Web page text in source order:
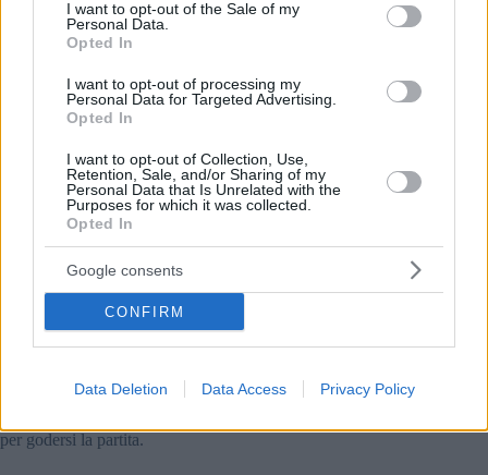
I want to opt-out of the Sale of my
Personal Data.
Opted In
I want to opt-out of processing my
Personal Data for Targeted Advertising.
Opted In
I want to opt-out of Collection, Use,
Retention, Sale, and/or Sharing of my
Personal Data that Is Unrelated with the
Purposes for which it was collected.
Opted In
Google consents
CONFIRM
Data Deletion Data Access Privacy Policy
Parkszínpad
L’ambiente lacustre e la proiezione all’aperto contribuiscono a
creare un’atmosfera estiva rilassata, mentre gli stand
prendere un hamburger o una bibita fresca durante la partita.
Si prepari:Annunciati cambiamenti nei trasporti, servizi
aggiuntivi di metropolitana e chiusure di strade per la finale di
Anche Champs Sziget, sull’Isola Margherita, si sta
preparando per la finale. La partita sarà proiettata su un
diverse terrazze e spaziose aree esterne. Con il Danubio nelle
vicinanze e i dintorni verdi dell’isola, potrebbe essere
per godersi la partita.